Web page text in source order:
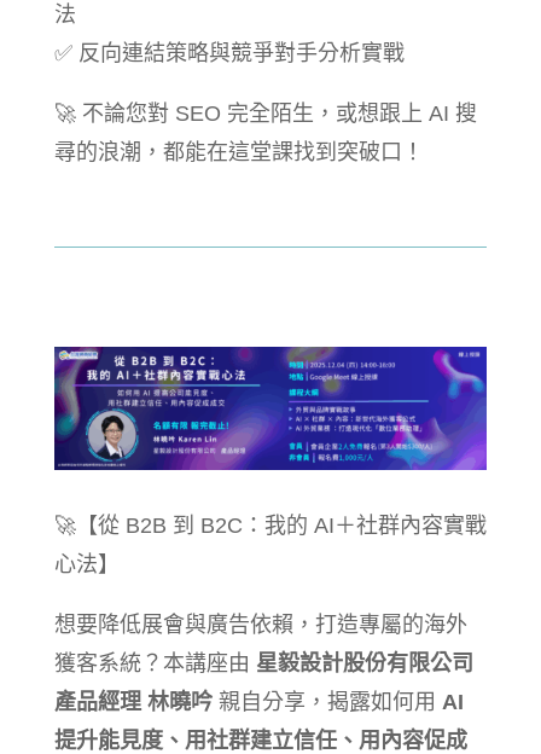
法
✅ 反向連結策略與競爭對手分析實戰
🚀 不論您對 SEO 完全陌生，或想跟上 AI 搜
尋的浪潮，都能在這堂課找到突破口！
🚀【從 B2B 到 B2C：我的 AI＋社群內容實戰
心法】
想要降低展會與廣告依賴，打造專屬的海外
獲客系統？本講座由 星毅設計股份有限公司
產品經理 林曉吟親自分享，揭露如何用 AI
提升能見度、用社群建立信任、用內容促成